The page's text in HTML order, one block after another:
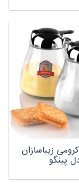
زیباسازان
پینگو